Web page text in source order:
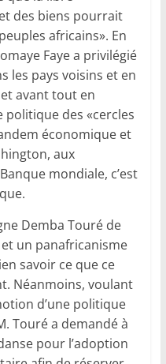
des biens pourrait
africains». En
Faye a privilégié
les pays voisins et en
et avant tout en
des «cercles
économique et
aux
mondiale, c’est
Demba Touré de
un panafricanisme
savoir ce que ce
Néan­moins, voulant
d’une politique
Touré a demandé à
pour l’adoption